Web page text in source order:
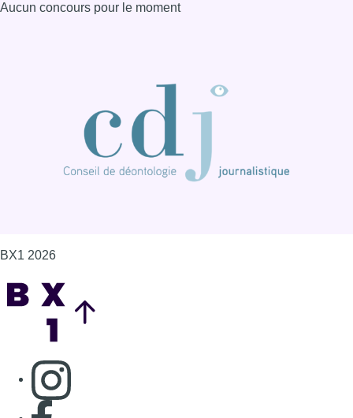
Aucun concours pour le moment
BX1 2026
Consulter page Instagram
Consulter page Facebook